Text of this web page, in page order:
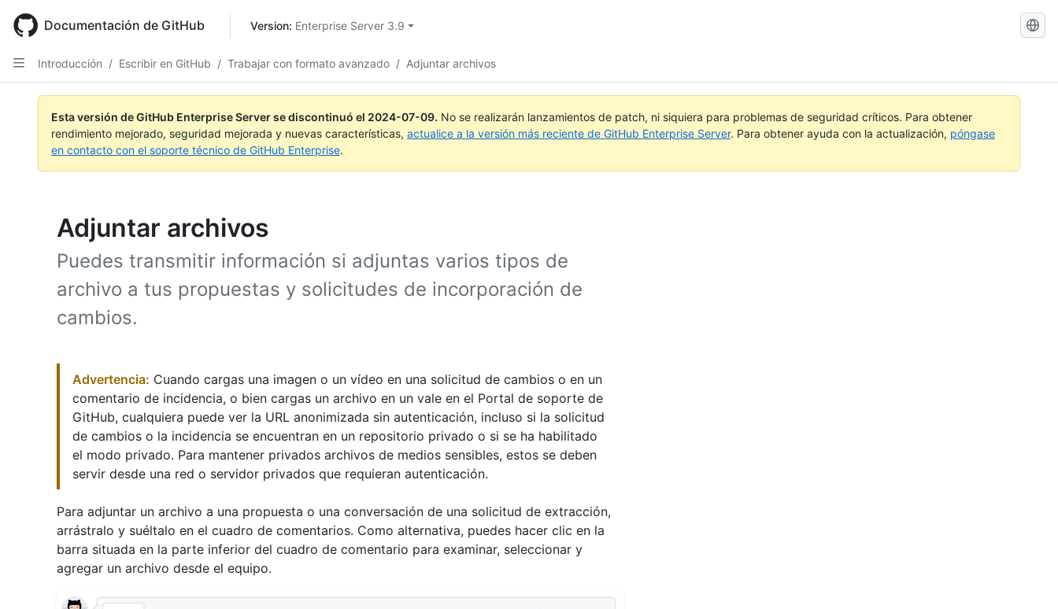
main
content
Documentación de GitHub Version: Enterprise Server 3.9
Buscar
Introducción / Escribir en GitHub / Trabajar con formato avanzado / Adjuntar archivos
Esta versión de GitHub Enterprise Server se discontinuó el 2024-07-09. No se realizarán lanzamientos de patch, ni siquiera para problemas de seguridad críticos. Para obtener
rendimiento mejorado, seguridad mejorada y nuevas características, actualice a la versión más reciente de GitHub Enterprise Server. Para obtener ayuda con la actualización, póngase
en contacto con el soporte técnico de GitHub Enterprise.
Adjuntar archivos
Puedes transmitir información si adjuntas varios tipos de
archivo a tus propuestas y solicitudes de incorporación de
cambios.
Advertencia: Cuando cargas una imagen o un vídeo en una solicitud de cambios o en un
comentario de incidencia, o bien cargas un archivo en un vale en el Portal de soporte de
GitHub, cualquiera puede ver la URL anonimizada sin autenticación, incluso si la solicitud
de cambios o la incidencia se encuentran en un repositorio privado o si se ha habilitado
el modo privado. Para mantener privados archivos de medios sensibles, estos se deben
servir desde una red o servidor privados que requieran autenticación.
Para adjuntar un archivo a una propuesta o una conversación de una solicitud de extracción,
arrástralo y suéltalo en el cuadro de comentarios. Como alternativa, puedes hacer clic en la
barra situada en la parte inferior del cuadro de comentario para examinar, seleccionar y
agregar un archivo desde el equipo.